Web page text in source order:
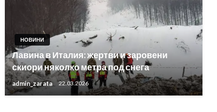
НОВИНИ
Лавина в Италия: жертви и заровени
скиори няколко метра под снега
admin_zarata 22.03.2026